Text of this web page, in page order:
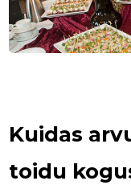
Kuidas
toidu